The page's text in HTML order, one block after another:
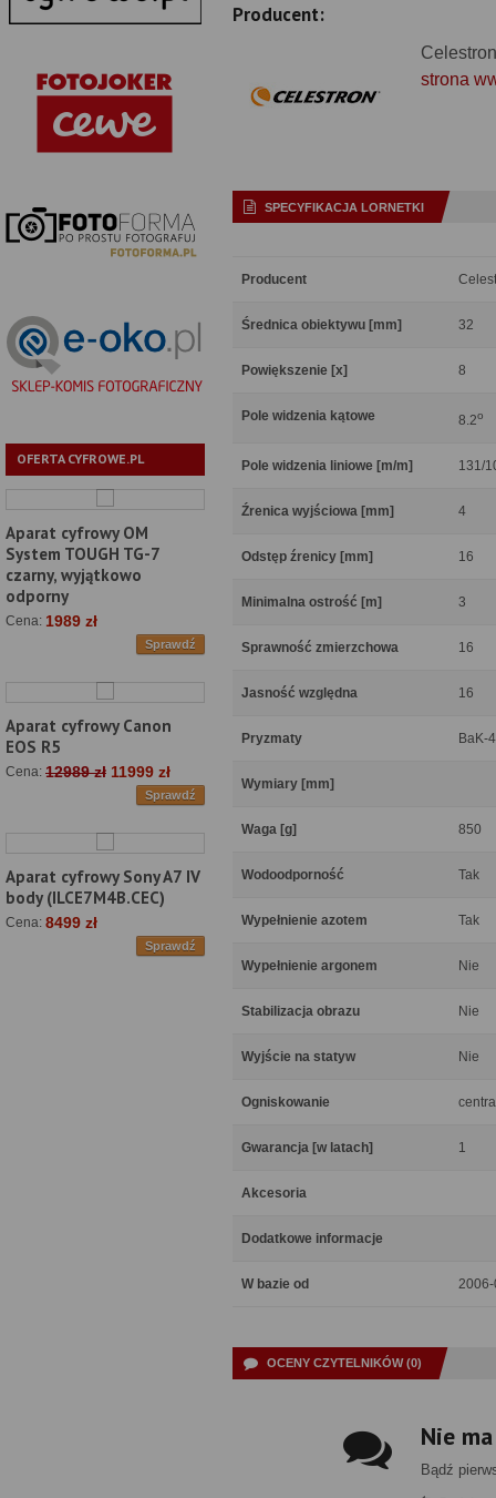
OFERTA CYFROWE.PL
Aparat cyfrowy OM
System TOUGH TG-7
czarny, wyjątkowo
odporny
Cena: 1989 zł
Sprawdź
Aparat cyfrowy Canon
EOS R5
Cena: 12989 zł 11999 zł
Sprawdź
Aparat cyfrowy Sony A7 IV
body (ILCE7M4B.CEC)
Cena: 8499 zł
Sprawdź
Producent:
Celestron
strona
SPECYFIKACJA LORNETKI
Producent
Średnica obiektywu [mm] 32
Powiększenie [x] 8
Pole widzenia kątowe 8.2o
Pole widzenia liniowe [m/m] 131/
Źrenica wyjściowa [mm] 4
Odstęp źrenicy [mm] 16
Minimalna ostrość [m] 3
Sprawność zmierzchowa 16
Jasność względna 16
Pryzmaty BaK-
Wymiary [mm]
Waga [g] 850
Wodoodporność Tak
Wypełnienie azotem Tak
Wypełnienie argonem Nie
Stabilizacja obrazu Nie
Wyjście na statyw Nie
Ogniskowanie
Gwarancja [w latach] 1
Akcesoria
Dodatkowe informacje
W bazie od
OCENY CZYTELNIKÓW (0)
Nie
Bądź